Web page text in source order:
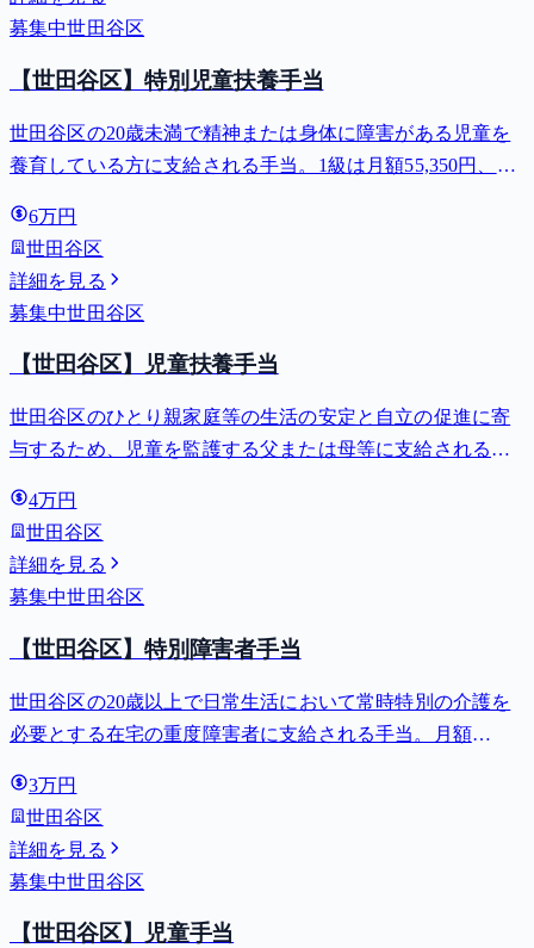
募集中世田谷区
【世田谷区】特別児童扶養手当
世田谷区の20歳未満で精神または身体に障害がある児童を
養育している方に支給される手当。1級は月額55,350円、2
6万円
世田谷区
詳細を見る
募集中世田谷区
【世田谷区】児童扶養手当
世田谷区のひとり親家庭等の生活の安定と自立の促進に寄
与するため、児童を監護する父または母等に支給される手
4万円
世田谷区
詳細を見る
募集中世田谷区
【世田谷区】特別障害者手当
世田谷区の20歳以上で日常生活において常時特別の介護を
必要とする在宅の重度障害者に支給される手当。月額
3万円
世田谷区
詳細を見る
募集中世田谷区
【世田谷区】児童手当